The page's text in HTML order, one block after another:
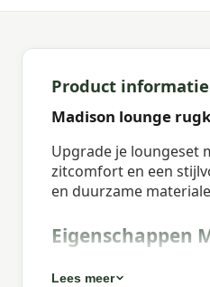
Product informatie
Madison lounge
Upgrade je loungeset
zitcomfort en een
en duurzame
Eigenschappen
Lees meer